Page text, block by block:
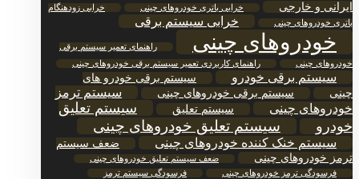
ایرانی و خارجی
خرابی باتری خودروهای چینی
خرابی زودهنگام
باتری خودروهای چینی
خرابی سیستم برقی
خودروهای چینی
راهنمای تعمیر سیستم برقی
خودروهای چینی
راهنمای کاربردی تعمیر سیستم برقی خودروهای چینی
سیستم برقی خودرو
سیستم برقی خودرو های
چینی
سیستم برقی خودروهای چینی
سیستم ترمز
خودروهای چینی
سیستم تعلیق
سیستم تعلیق
خودرو
سیستم تعلیق خودروهای چینی
سیستم خنک‌ کننده خودروهای چینی
ضعف سیستم
ترمز خودروهای چینی
ضعف سیستم تعلیق خودروهای چینی
فرسودگی ترمز خودروهای چینی
فرسودگی سیستم ترمز